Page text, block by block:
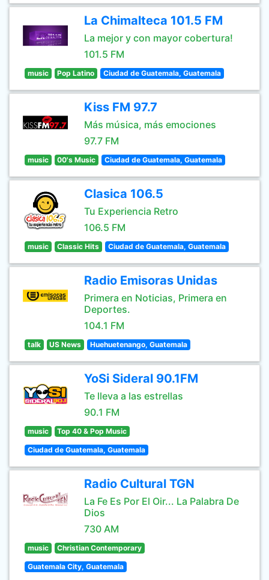
La Chimalteca 101.5 FM
La mejor y con mayor cobertura!
101.5 FM
music Pop Latino Ciudad de Guatemala, Guatemala
Kiss FM 97.7
Más música, más emociones
97.7 FM
music 00's Music Ciudad de Guatemala, Guatemala
Clasica 106.5
Tu Experiencia Retro
106.5 FM
music Classic Hits Ciudad de Guatemala, Guatemala
Radio Emisoras Unidas
Primera en Noticias, Primera en
Deportes.
104.1 FM
talk US News Huehuetenango, Guatemala
YoSi Sideral 90.1FM
Te lleva a las estrellas
90.1 FM
music Top 40 & Pop Music
Ciudad de Guatemala, Guatemala
Radio Cultural TGN
La Fe Es Por El Oir... La Palabra De
Dios
730 AM
music Christian Contemporary
Guatemala City, Guatemala